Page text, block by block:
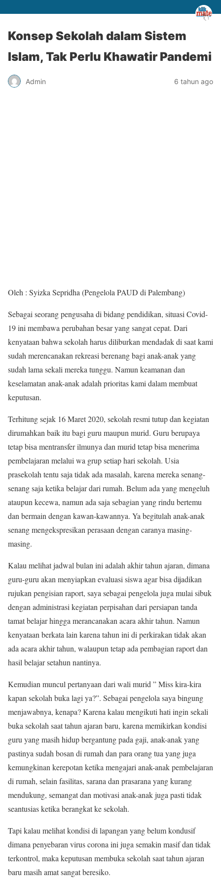
Konsep Sekolah dalam Sistem
Islam, Tak Perlu Khawatir Pandemi
Admin 6 tahun ago
Oleh : Syizka Sepridha (Pengelola PAUD di Palembang)
Sebagai seorang pengusaha di bidang pendidikan, situasi Covid-
19 ini membawa perubahan besar yang sangat cepat. Dari
kenyataan bahwa sekolah harus diliburkan mendadak di saat kami
sudah merencanakan rekreasi berenang bagi anak-anak yang
sudah lama sekali mereka tunggu. Namun keamanan dan
keselamatan anak-anak adalah prioritas kami dalam membuat
keputusan.
Terhitung sejak 16 Maret 2020, sekolah resmi tutup dan kegiatan
dirumahkan baik itu bagi guru maupun murid. Guru berupaya
tetap bisa mentransfer ilmunya dan murid tetap bisa menerima
pembelajaran melalui wa grup setiap hari sekolah. Usia
prasekolah tentu saja tidak ada masalah, karena mereka senang-
senang saja ketika belajar dari rumah. Belum ada yang mengeluh
ataupun kecewa, namun ada saja sebagian yang rindu bertemu
dan bermain dengan kawan-kawannya. Ya begitulah anak-anak
senang mengekspresikan perasaan dengan caranya masing-
masing.
Kalau melihat jadwal bulan ini adalah akhir tahun ajaran, dimana
guru-guru akan menyiapkan evaluasi siswa agar bisa dijadikan
rujukan pengisian raport, saya sebagai pengelola juga mulai sibuk
dengan administrasi kegiatan perpisahan dari persiapan tanda
tamat belajar hingga merancanakan acara akhir tahun. Namun
kenyataan berkata lain karena tahun ini di perkirakan tidak akan
ada acara akhir tahun, walaupun tetap ada pembagian raport dan
hasil belajar setahun nantinya.
Kemudian muncul pertanyaan dari wali murid ” Miss kira-kira
kapan sekolah buka lagi ya?”. Sebagai pengelola saya bingung
menjawabnya, kenapa? Karena kalau mengikuti hati ingin sekali
buka sekolah saat tahun ajaran baru, karena memikirkan kondisi
guru yang masih hidup bergantung pada gaji, anak-anak yang
pastinya sudah bosan di rumah dan para orang tua yang juga
kemungkinan kerepotan ketika mengajari anak-anak pembelajaran
di rumah, selain fasilitas, sarana dan prasarana yang kurang
mendukung, semangat dan motivasi anak-anak juga pasti tidak
seantusias ketika berangkat ke sekolah.
Tapi kalau melihat kondisi di lapangan yang belum kondusif
dimana penyebaran virus corona ini juga semakin masif dan tidak
terkontrol, maka keputusan membuka sekolah saat tahun ajaran
baru masih amat sangat beresiko.